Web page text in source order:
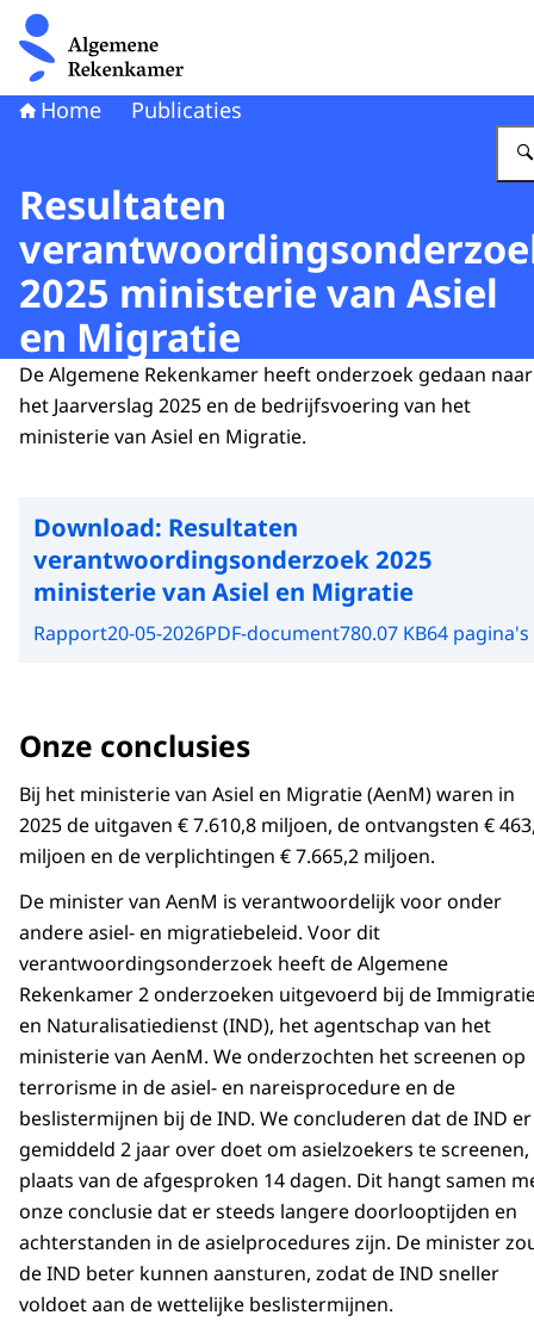
Naar de homepage van Algemene Rekenkamer
Home Publicaties
Resultaten
2025 ministerie van Asiel
en Migratie
De Algemene Rekenkamer heeft onderzoek gedaan naar
het Jaarverslag 2025 en de bedrijfsvoering van het
ministerie van Asiel en Migratie.
Download: Resultaten
verantwoordingsonderzoek 2025
ministerie van Asiel en Migratie
Rapport20-05-2026PDF-document780.07 KB64 pagina's
Onze conclusies
Bij het ministerie van Asiel en Migratie (AenM) waren in
2025 de uitgaven € 7.610,8 miljoen, de ontvangsten €
miljoen en de verplichtingen € 7.665,2 miljoen.
De minister van AenM is verantwoordelijk voor onder
andere asiel- en migratiebeleid. Voor dit
verantwoordingsonderzoek heeft de Algemene
Rekenkamer 2 onderzoeken uitgevoerd bij de
en Naturalisatiedienst (IND), het agentschap van het
ministerie van AenM. We onderzochten het screenen op
terrorisme in de asiel- en nareisprocedure en de
beslistermijnen bij de IND. We concluderen dat de IND er
gemiddeld 2 jaar over doet om asielzoekers te screenen,
plaats van de afgesproken 14 dagen. Dit hangt samen
onze conclusie dat er steeds langere doorlooptijden en
achterstanden in de asielprocedures zijn. De minister
de IND beter kunnen aansturen, zodat de IND sneller
voldoet aan de wettelijke beslistermijnen.